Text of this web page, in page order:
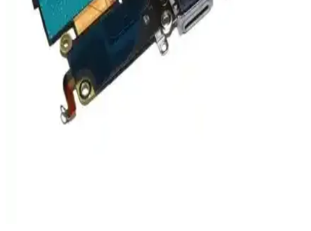
iPhone 8 Plus'ınızın home tuşu sorunları için en güvenilir onarım
yöntemleri, fiyatlar ve bakım önerileri hakkında detaylı bilgi edinin.
Nokia 1100 Orijinal Sıfır Kapak ve Tuş Takımı
Yenileme Çözümü
Nokia 1100 modeline uygun sıfır ve orijinal kapak ile tuş takımı,
dayanıklı malzemeleri ve kolay montajı ile telefonunuzu
yenilemenize olanak sağlar, kullanım ömrünü uzatır.